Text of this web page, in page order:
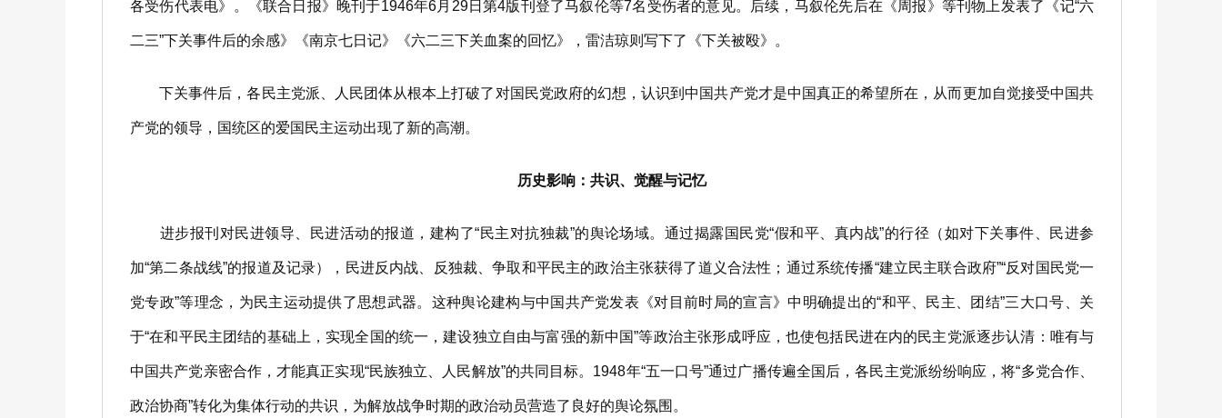
各受伤代表电》。《联合日报》晚刊于1946年6月29日第4版刊登了马叙伦等7名受伤者的意见。后续，马叙伦先后在《周报》等刊物上发表了《记“六
二三”下关事件后的余感》《南京七日记》《六二三下关血案的回忆》，雷洁琼则写下了《下关被殴》。
下关事件后，各民主党派、人民团体从根本上打破了对国民党政府的幻想，认识到中国共产党才是中国真正的希望所在，从而更加自觉接受中国共
产党的领导，国统区的爱国民主运动出现了新的高潮。
历史影响：共识、觉醒与记忆
进步报刊对民进领导、民进活动的报道，建构了“民主对抗独裁”的舆论场域。通过揭露国民党“假和平、真内战”的行径（如对下关事件、民进参
加“第二条战线”的报道及记录），民进反内战、反独裁、争取和平民主的政治主张获得了道义合法性；通过系统传播“建立民主联合政府”“反对国民党一
党专政”等理念，为民主运动提供了思想武器。这种舆论建构与中国共产党发表《对目前时局的宣言》中明确提出的“和平、民主、团结”三大口号、关
于“在和平民主团结的基础上，实现全国的统一，建设独立自由与富强的新中国”等政治主张形成呼应，也使包括民进在内的民主党派逐步认清：唯有与
中国共产党亲密合作，才能真正实现“民族独立、人民解放”的共同目标。1948年“五一口号”通过广播传遍全国后，各民主党派纷纷响应，将“多党合作、
政治协商”转化为集体行动的共识，为解放战争时期的政治动员营造了良好的舆论氛围。